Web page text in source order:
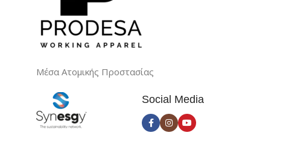
Μέσα Ατομικής Προστασίας
Social Media